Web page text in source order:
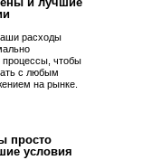
расходы
процессы, чтобы
с любым
на рынке.
просто
условия